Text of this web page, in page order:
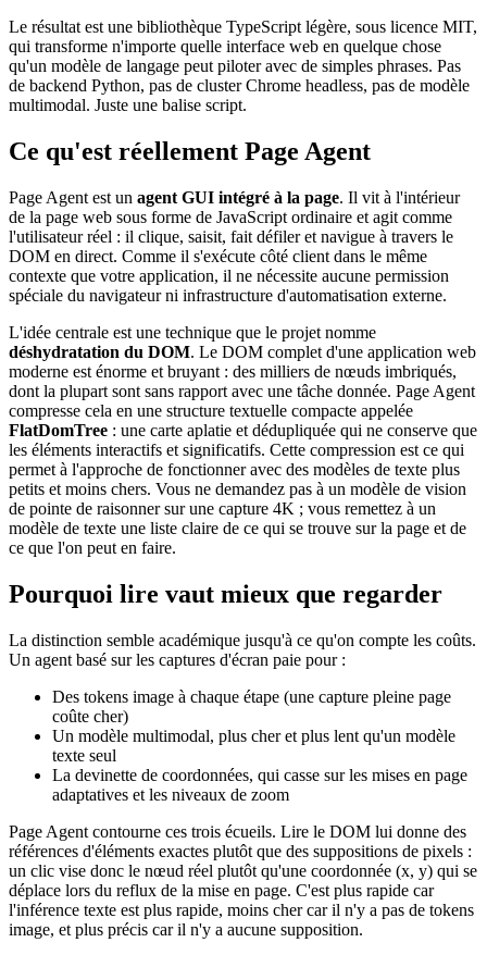
Le résultat est une bibliothèque TypeScript légère, sous licence MIT,
qui transforme n'importe quelle interface web en quelque chose
qu'un modèle de langage peut piloter avec de simples phrases. Pas
de backend Python, pas de cluster Chrome headless, pas de modèle
multimodal. Juste une balise script.
Ce qu'est réellement Page Agent
Page Agent est un agent GUI intégré à la page. Il vit à l'intérieur
de la page web sous forme de JavaScript ordinaire et agit comme
l'utilisateur réel : il clique, saisit, fait défiler et navigue à travers le
DOM en direct. Comme il s'exécute côté client dans le même
contexte que votre application, il ne nécessite aucune permission
spéciale du navigateur ni infrastructure d'automatisation externe.
L'idée centrale est une technique que le projet nomme
déshydratation du DOM. Le DOM complet d'une application web
moderne est énorme et bruyant : des milliers de nœuds imbriqués,
dont la plupart sont sans rapport avec une tâche donnée. Page Agent
compresse cela en une structure textuelle compacte appelée
FlatDomTree : une carte aplatie et dédupliquée qui ne conserve que
les éléments interactifs et significatifs. Cette compression est ce qui
permet à l'approche de fonctionner avec des modèles de texte plus
petits et moins chers. Vous ne demandez pas à un modèle de vision
de pointe de raisonner sur une capture 4K ; vous remettez à un
modèle de texte une liste claire de ce qui se trouve sur la page et de
ce que l'on peut en faire.
Pourquoi lire vaut mieux que regarder
La distinction semble académique jusqu'à ce qu'on compte les coûts.
Un agent basé sur les captures d'écran paie pour :
Des tokens image à chaque étape (une capture pleine page
coûte cher)
Un modèle multimodal, plus cher et plus lent qu'un modèle
texte seul
La devinette de coordonnées, qui casse sur les mises en page
adaptatives et les niveaux de zoom
Page Agent contourne ces trois écueils. Lire le DOM lui donne des
références d'éléments exactes plutôt que des suppositions de pixels :
un clic vise donc le nœud réel plutôt qu'une coordonnée (x, y) qui se
déplace lors du reflux de la mise en page. C'est plus rapide car
l'inférence texte est plus rapide, moins cher car il n'y a pas de tokens
image, et plus précis car il n'y a aucune supposition.